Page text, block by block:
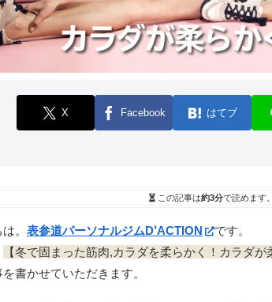
X Facebook はてブ
この記事は約3分で読めます。
。 表参道パーソナルジムD’ACTION
です。
【冬で固まった筋肉,カラダを柔らかく！カラダが
書かせていただきます。